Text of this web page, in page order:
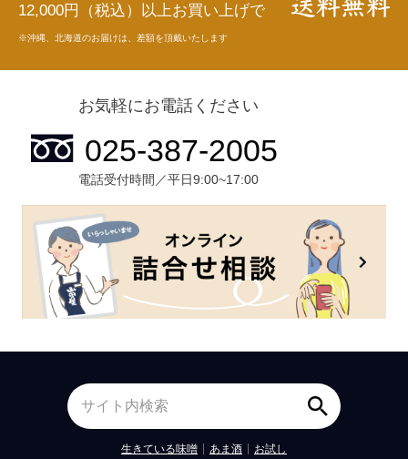
12,000円（税込）以上お買い上げで
※沖縄、北海道のお届けは、差額を頂戴いたします
お気軽にお電話ください
電話受付時間／平日9:00~17:00
生きている味噌 あま酒 お試し